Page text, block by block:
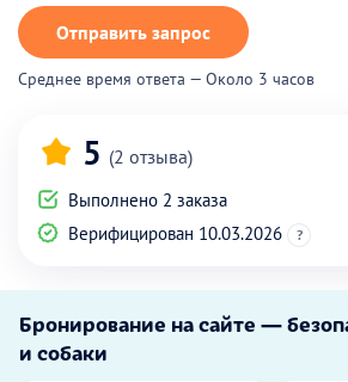
Отправить запрос
Среднее время ответа — Около 3 часов
5 (2 отзыва)
Выполнено 2 заказа
Верифицирован 10.03.2026
?
Бронирование на сайте —
и собаки